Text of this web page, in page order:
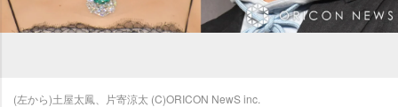
(左から)土屋太鳳、片寄涼太 (C)ORICON NewS inc.